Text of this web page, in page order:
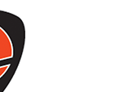
that we provide you
to browse this
to help us analyze how
To learn more
you can access our